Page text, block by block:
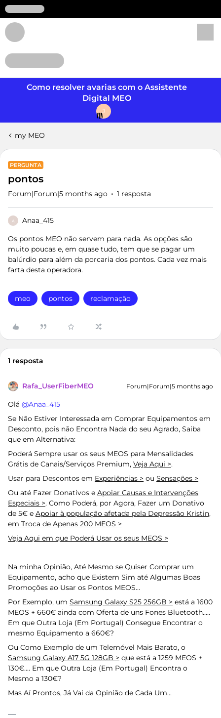
Como resolver avarias com o Assistente
Digital MEO
J
my MEO
PERGUNTA
pontos
Forum|Forum|5 months ago 1 resposta
A Anaa_415
Os pontos MEO não servem para nada. As opções são
muito poucas e, em quase tudo, tem que se pagar um
balúrdio para além da porcaria dos pontos. Cada vez mais
farta desta operadora.
meo pontos reclamação
1 resposta
Rafa_UserFiberMEO Forum|Forum|5 months ago
Olá ​ @Anaa_415
Se Não Estiver Interessada em Comprar Equipamentos em
Desconto, pois não Encontra Nada do seu Agrado, Saiba
que em Alternativa:
Poderá Sempre usar os seus MEOS para Mensalidades
Grátis de Canais/Serviços Premium, Veja Aqui >.
Usar para Descontos em Experiências > ou Sensações >
Ou até Fazer Donativos e Apoiar Causas e Intervenções
Especiais >. Como Poderá, por Agora, Fazer um Donativo
de 5€ e Apoiar à população afetada pela Depressão Kristin,
em Troca de Apenas 200 MEOS >
Veja Aqui em que Poderá Usar os seus MEOS >
Na minha Opinião, Até Mesmo se Quiser Comprar um
Equipamento, acho que Existem Sim até Algumas Boas
Promoções ao Usar os Pontos MEOS...
Por Exemplo, um Samsung Galaxy S25 256GB > está a 1600
MEOS + 660€ ainda com Oferta de uns Fones Bluetooth.....
Em que Outra Loja (Em Portugal) Consegue Encontrar o
mesmo Equipamento a 660€?
Ou Como Exemplo de um Telemóvel Mais Barato, o
Samsung Galaxy A17 5G 128GB > que está a 1259 MEOS +
130€.... Em que Outra Loja (Em Portugal) Encontra o
Mesmo a 130€?
Mas Aí Prontos, Já Vai da Opinião de Cada Um...